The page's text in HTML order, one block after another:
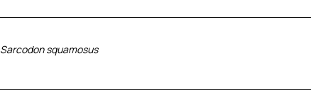
Sarcodon squamosus